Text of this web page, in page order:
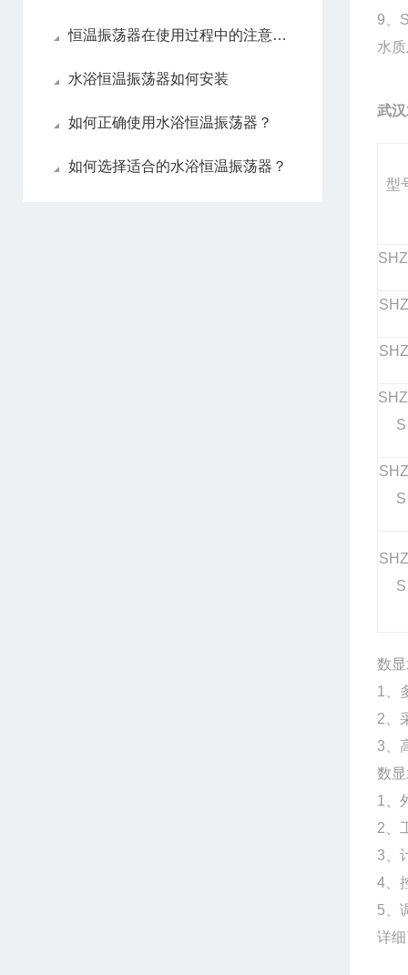
恒温振荡器在使用过程中的注意事项
水浴恒温振荡器如何安装
如何正确使用水浴恒温振荡器？
如何选择适合的水浴恒温振荡器？
9
水
武
型
S
S
S
数
1、
2、
3、
数
1、
2、
3、
4、
5、
详